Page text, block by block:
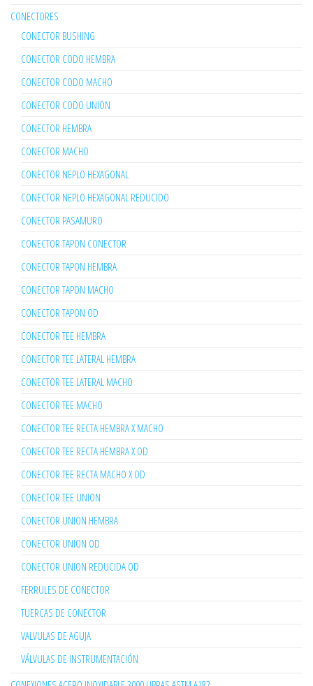
CONECTORES
CONECTOR BUSHING
CONECTOR CODO HEMBRA
CONECTOR CODO MACHO
CONECTOR CODO UNION
CONECTOR HEMBRA
CONECTOR MACHO
CONECTOR NEPLO HEXAGONAL
CONECTOR NEPLO HEXAGONAL REDUCIDO
CONECTOR PASAMURO
CONECTOR TAPON CONECTOR
CONECTOR TAPON HEMBRA
CONECTOR TAPON MACHO
CONECTOR TAPON OD
CONECTOR TEE HEMBRA
CONECTOR TEE LATERAL HEMBRA
CONECTOR TEE LATERAL MACHO
CONECTOR TEE MACHO
CONECTOR TEE RECTA HEMBRA X MACHO
CONECTOR TEE RECTA HEMBRA X OD
CONECTOR TEE RECTA MACHO X OD
CONECTOR TEE UNION
CONECTOR UNION HEMBRA
CONECTOR UNION OD
CONECTOR UNION REDUCIDA OD
FERRULES DE CONECTOR
TUERCAS DE CONECTOR
VALVULAS DE AGUJA
VÁLVULAS DE INSTRUMENTACIÓN